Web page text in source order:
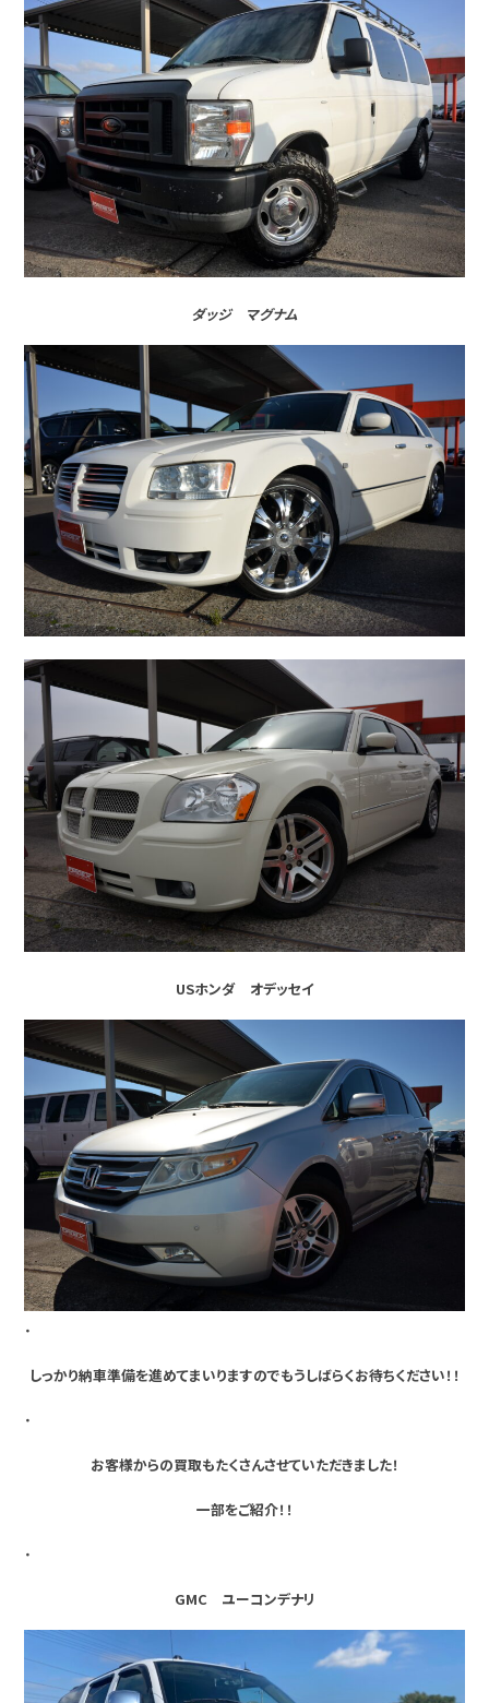
ダッジ マグナム
USホンダ オデッセイ
・
しっかり納車準備を進めてまいりますのでもうしばらくお待ちください！！
・
お客様からの買取もたくさんさせていただきました！
一部をご紹介！！
・
GMC ユーコンデナリ